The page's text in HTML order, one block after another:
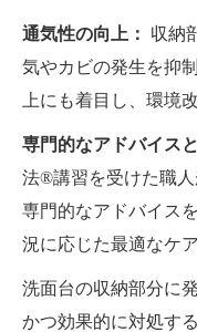
通気性の向上：
収納
気やカビの発生を抑
上にも着目し、環境
専門的なアドバイス
法®講習を受けた職
専門的なアドバイス
況に応じた最適なケ
洗面台の収納部分に
かつ効果的に対処す